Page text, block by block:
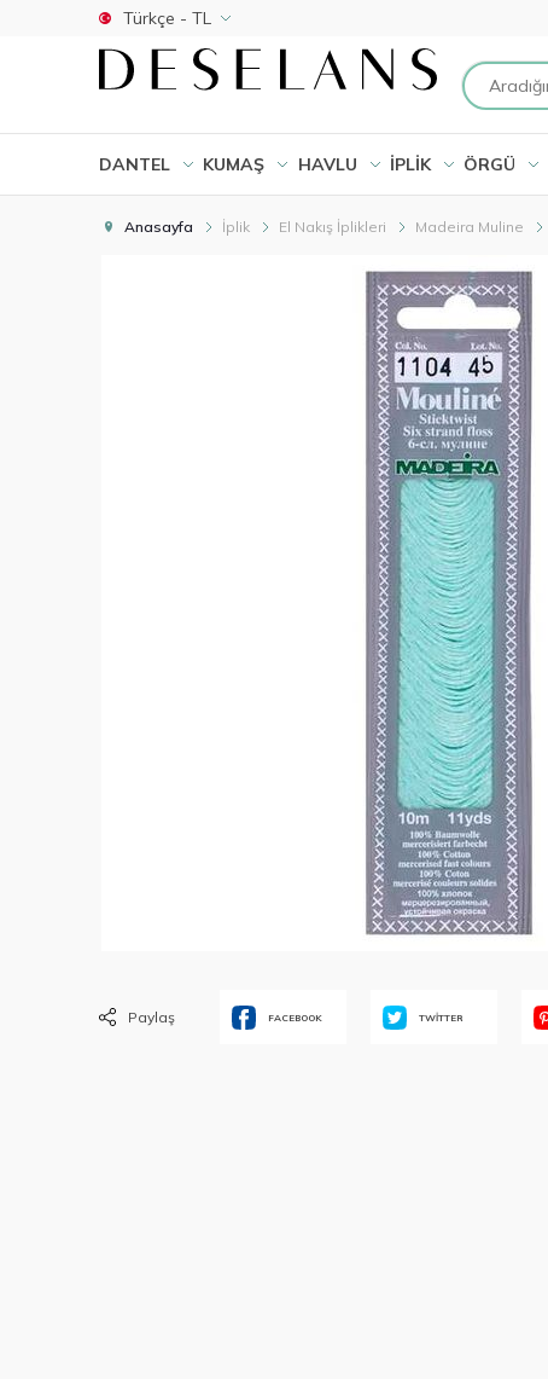
Türkçe - TL
DANTEL KUMAŞ HAVLU İPLİK ÖRGÜ
Anasayfa İplik El Nakış İplikleri Madeira Muline
Paylaş FACEBOOK TWİTTER